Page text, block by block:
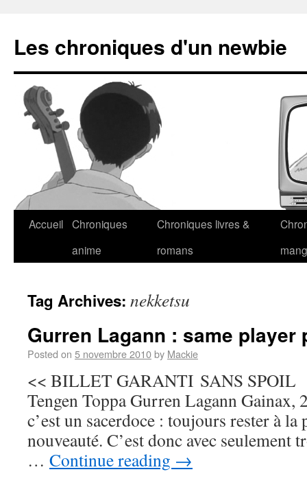
Les chroniques d'un newbie
Accueil Chroniques
anime
Chroniques livres &
romans
Tag Archives: nekketsu
Gurren Lagann : same player
Posted on 5 novembre 2010by Mackie
<< BILLET GARANTI SANS
Tengen Toppa Gurren Lagann Gainax,
c’est un sacerdoce : toujours rester à
nouveauté. C’est donc avec seulement
… Continue reading →